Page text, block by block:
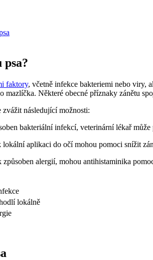
psa?
faktory, včetně infekce bakteriemi nebo viry,
mazlíčka. Některé obecné příznaky zánětu
následující možnosti:
bakteriální infekcí, veterinární lékař
lokální aplikaci do očí mohou pomoci snížit
způsoben alergií, mohou antihistaminika
lokálně